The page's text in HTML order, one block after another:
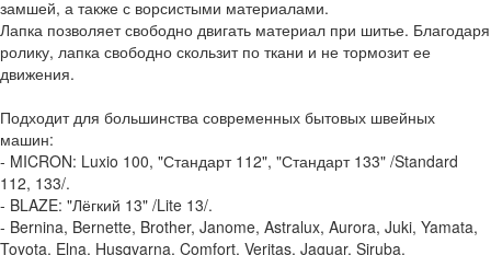
замшей, а также с ворсистыми материалами.
Лапка позволяет свободно двигать материал при шитье. Благодаря
ролику, лапка свободно скользит по ткани и не тормозит ее
движения.
Подходит для большинства современных бытовых швейных
машин:
- MICRON: Luxio 100, "Стандарт 112", "Стандарт 133" /Standard
112, 133/.
- BLAZE: "Лёгкий 13" /Lite 13/.
- Bernina, Bernette, Brother, Janome, Astralux, Aurora, Juki, Yamata,
Toyota, Elna, Husqvarna, Comfort, Veritas, Jaguar, Siruba.